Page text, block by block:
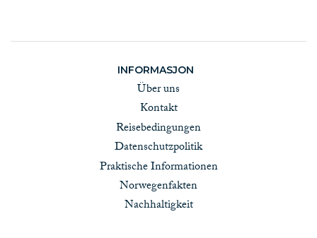
INFORMASJON
Über uns
Kontakt
Reisebedingungen
Datenschutzpolitik
Praktische Informationen
Norwegenfakten
Nachhaltigkeit